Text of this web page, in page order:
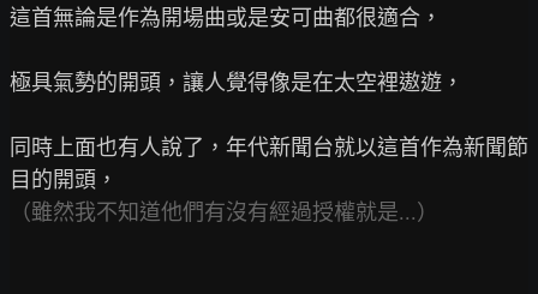
這首無論是作為開場曲或是安可曲都很適合，
極具氣勢的開頭，讓人覺得像是在太空裡遨遊，
同時上面也有人說了，年代新聞台就以這首作為新聞節